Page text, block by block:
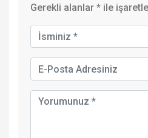
Gerekli alanlar * ile